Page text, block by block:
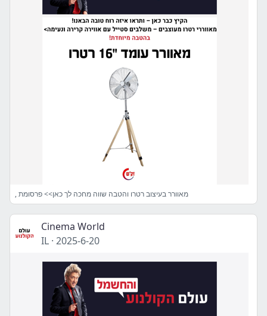
, מאוורר בעיצוב רטרו והטבה שווה מחכה לך כאן>> פרסומת
Cinema World
IL · 2025-6-20